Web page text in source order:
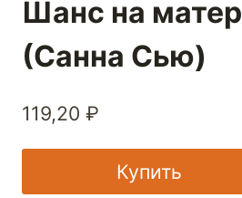
Шанс на
(Санна Сью)
119,20 ₽
Купить